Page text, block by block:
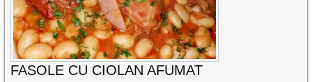
FASOLE CU CIOLAN AFUMAT